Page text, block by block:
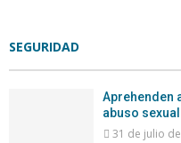
SEGURIDAD
Aprehenden
abuso
31 de julio